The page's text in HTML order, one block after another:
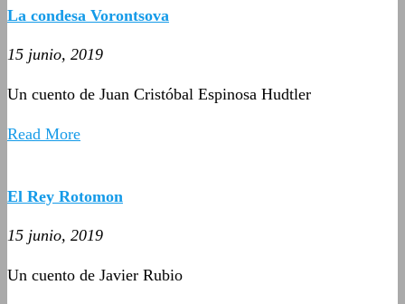
La condesa Vorontsova
15 junio, 2019
Un cuento de Juan Cristóbal Espinosa Hudtler
Read More
El Rey Rotomon
15 junio, 2019
Un cuento de Javier Rubio